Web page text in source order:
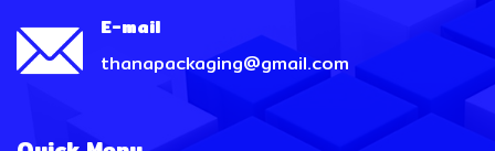
E-mail
thanapackaging@gmail.com